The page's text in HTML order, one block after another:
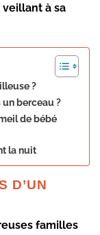
à sa
?
berceau ?
de bébé
la nuit
D’UN
familles